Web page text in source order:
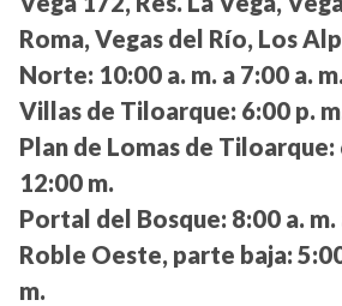
Roma, Vegas del Río, Los
Norte: 10:00 a. m. a 7:00 a. m.
Villas de Tiloarque: 6:00 p.
Plan de Lomas de Tiloarque:
12:00 m.
Portal del Bosque: 8:00 a.
Roble Oeste, parte baja:
m.